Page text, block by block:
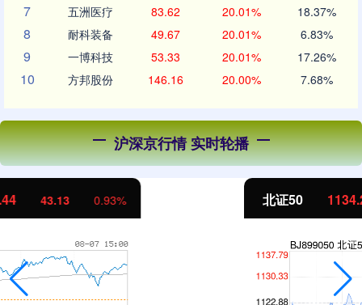
7 五洲医疗 83.62 20.01% 18.37%
8 耐科装备 49.67 20.01% 6.83%
9 一博科技 53.33 20.01% 17.26%
10 方邦股份 146.16 20.00% 7.68%
沪深京行情 实时轮播
北证50 1.01%